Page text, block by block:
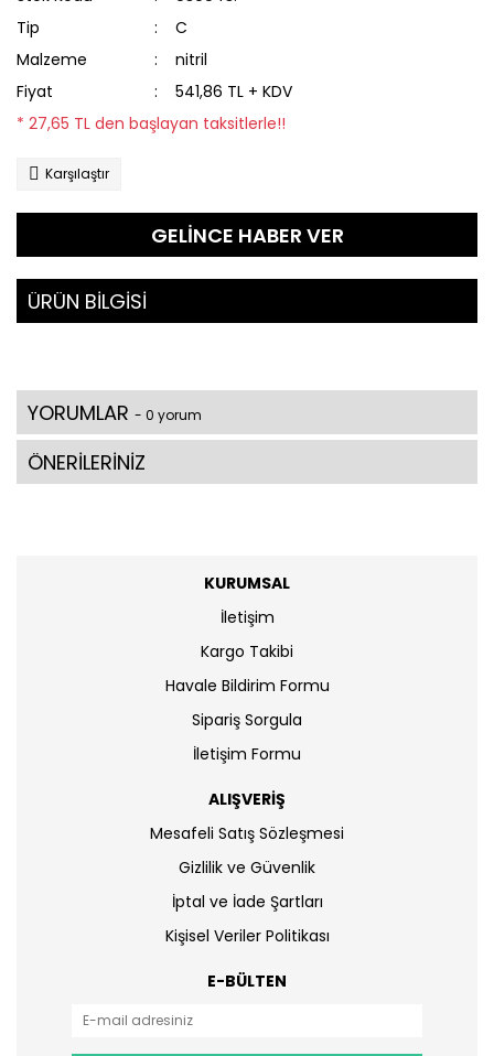
Tip
C
Malzeme
nitril
Fiyat
541,86 TL + KDV
* 27,65 TL den başlayan taksitlerle!!
Karşılaştır
GELİNCE HABER VER
ÜRÜN BİLGİSİ
YORUMLAR - 0 yorum
ÖNERİLERİNİZ
KURUMSAL
İletişim
Kargo Takibi
Havale Bildirim Formu
Sipariş Sorgula
İletişim Formu
ALIŞVERİŞ
Mesafeli Satış Sözleşmesi
Gizlilik ve Güvenlik
İptal ve İade Şartları
Kişisel Veriler Politikası
E-BÜLTEN